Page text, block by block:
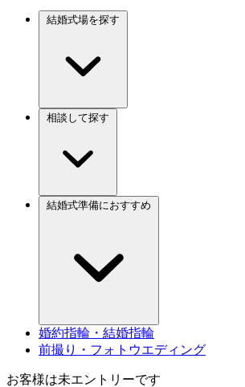
婚約指輪・結婚指輪
前撮り・フォトウエディング
お客様は未エントリーです